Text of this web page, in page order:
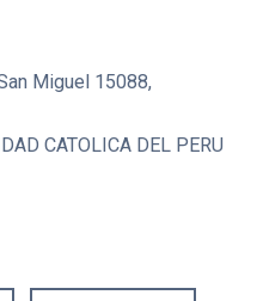
Miguel 15088,
CATOLICA DEL PERU